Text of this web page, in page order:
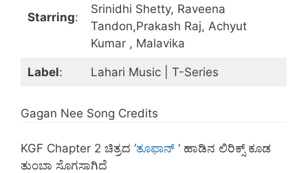
Starring:
Srinidhi Shetty, Raveena
Tandon,Prakash Raj, Achyut
Kumar , Malavika
Label: Lahari Music | T-Series
Gagan Nee Song Credits
KGF Chapter 2 ಚಿತ್ರದ ‘ತೂಫಾನ್ ‘ ಹಾಡಿನ ಲಿರಿಕ್ಸ್ ಕೂಡ
ತುಂಬಾ ಸೊಗಸಾಗಿದೆ